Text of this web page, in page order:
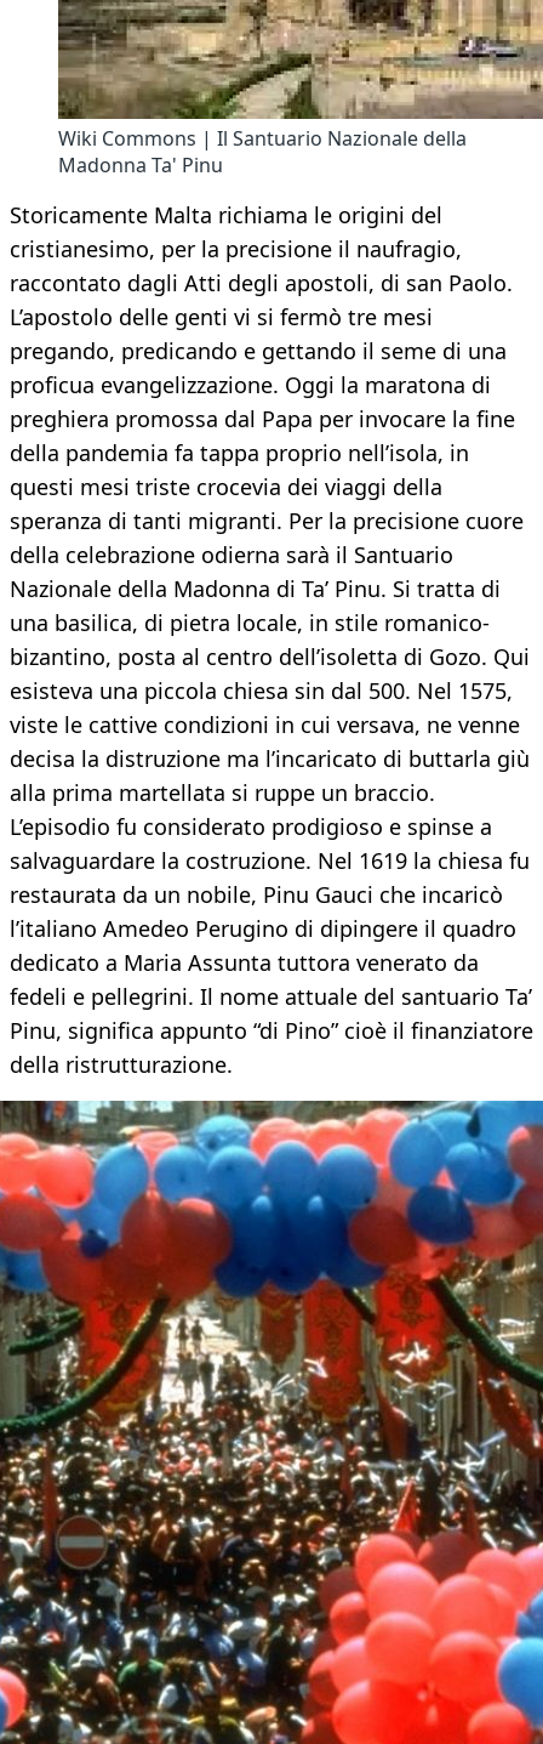
Wiki Commons | Il Santuario Nazionale della
Madonna Ta' Pinu
Storicamente Malta richiama le origini del
cristianesimo, per la precisione il naufragio,
raccontato dagli Atti degli apostoli, di san Paolo.
L’apostolo delle genti vi si fermò tre mesi
pregando, predicando e gettando il seme di una
proficua evangelizzazione. Oggi la maratona di
preghiera promossa dal Papa per invocare la fine
della pandemia fa tappa proprio nell’isola, in
questi mesi triste crocevia dei viaggi della
speranza di tanti migranti. Per la precisione cuore
della celebrazione odierna sarà il Santuario
Nazionale della Madonna di Ta’ Pinu. Si tratta di
una basilica, di pietra locale, in stile romanico-
bizantino, posta al centro dell’isoletta di Gozo. Qui
esisteva una piccola chiesa sin dal 500. Nel 1575,
viste le cattive condizioni in cui versava, ne venne
decisa la distruzione ma l’incaricato di buttarla giù
alla prima martellata si ruppe un braccio.
L’episodio fu considerato prodigioso e spinse a
salvaguardare la costruzione. Nel 1619 la chiesa fu
restaurata da un nobile, Pinu Gauci che incaricò
l’italiano Amedeo Perugino di dipingere il quadro
dedicato a Maria Assunta tuttora venerato da
fedeli e pellegrini. Il nome attuale del santuario Ta’
Pinu, significa appunto “di Pino” cioè il finanziatore
della ristrutturazione.